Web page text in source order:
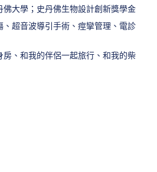
佛大學；史丹佛生物設計創新獎學金
、超音波導引手術、痙攣管理、電診
房、和我的伴侶一起旅行、和我的柴